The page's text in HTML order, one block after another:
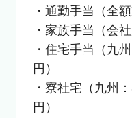
・通勤手当（全額
・家族手当（会
・住宅手当（九
円）
・寮社宅（九州
円）